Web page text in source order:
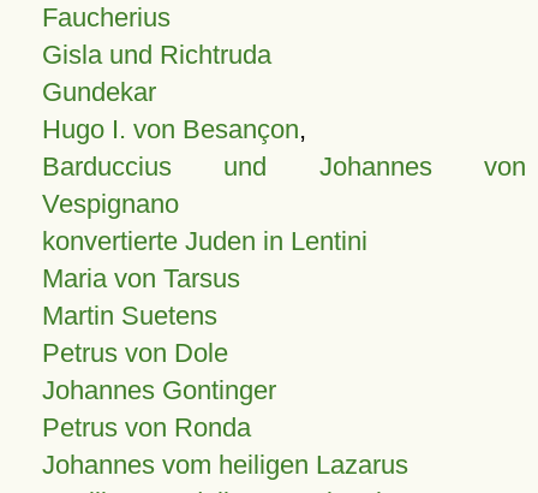
Faucherius
Gisla und Richtruda
Gundekar
Hugo I. von Besançon,
Barduccius und Johannes von
Vespignano
konvertierte Juden in Lentini
Maria von Tarsus
Martin Suetens
Petrus von Dole
Johannes Gontinger
Petrus von Ronda
Johannes vom heiligen Lazarus